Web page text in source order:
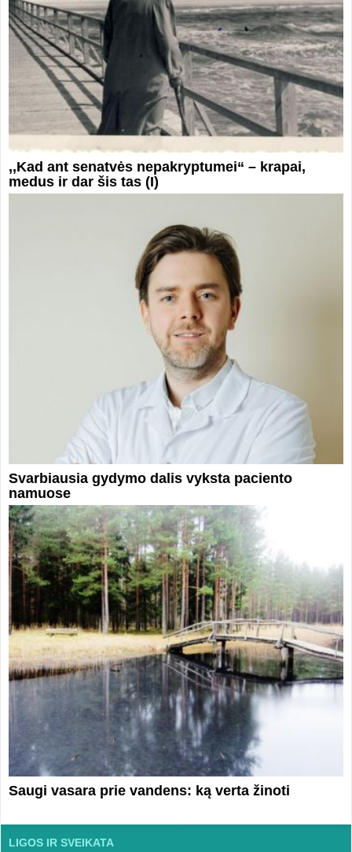
,,Kad ant senatvės nepakryptumei“ – krapai,
medus ir dar šis tas (I)
Svarbiausia gydymo dalis vyksta paciento
namuose
Saugi vasara prie vandens: ką verta žinoti
LIGOS IR SVEIKATA